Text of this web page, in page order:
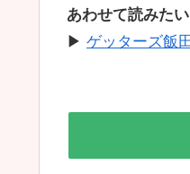
あわせて読みたい
▶ ゲッターズ飯